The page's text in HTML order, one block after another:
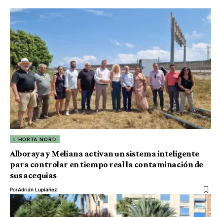
L'HORTA NORD
Alboraya y Meliana activan un sistema inteligente
para controlar en tiempo real la contaminación de
sus acequias
PorAdrián Lupiáñez